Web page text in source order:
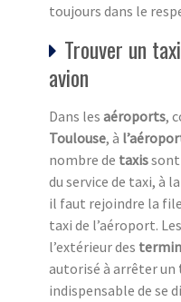
toujours dans le
Trouver un
avion
Dans les aéroports,
Toulouse, à
nombre de taxis
du service de taxi, à
il faut rejoindre la
taxi de l’aéroport.
l’extérieur des
autorisé à arrêter un
indispensable de se